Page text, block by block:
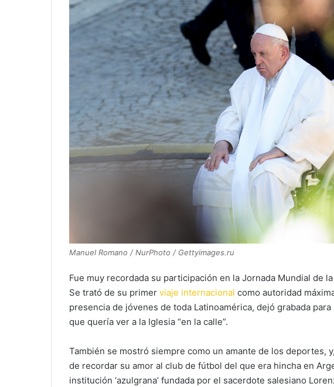
Manuel Romano / NurPhoto / Gettyimages.ru
Fue muy recordada su participación en la Jornada Mundial de
Se trató de su primer viaje internacional como autoridad
presencia de jóvenes de toda Latinoamérica, dejó grabada
que quería ver a la Iglesia “en la calle”.
También se mostró siempre como un amante de los deportes,
de recordar su amor al club de fútbol del que era hincha en
institución ‘azulgrana’ fundada por el sacerdote salesiano